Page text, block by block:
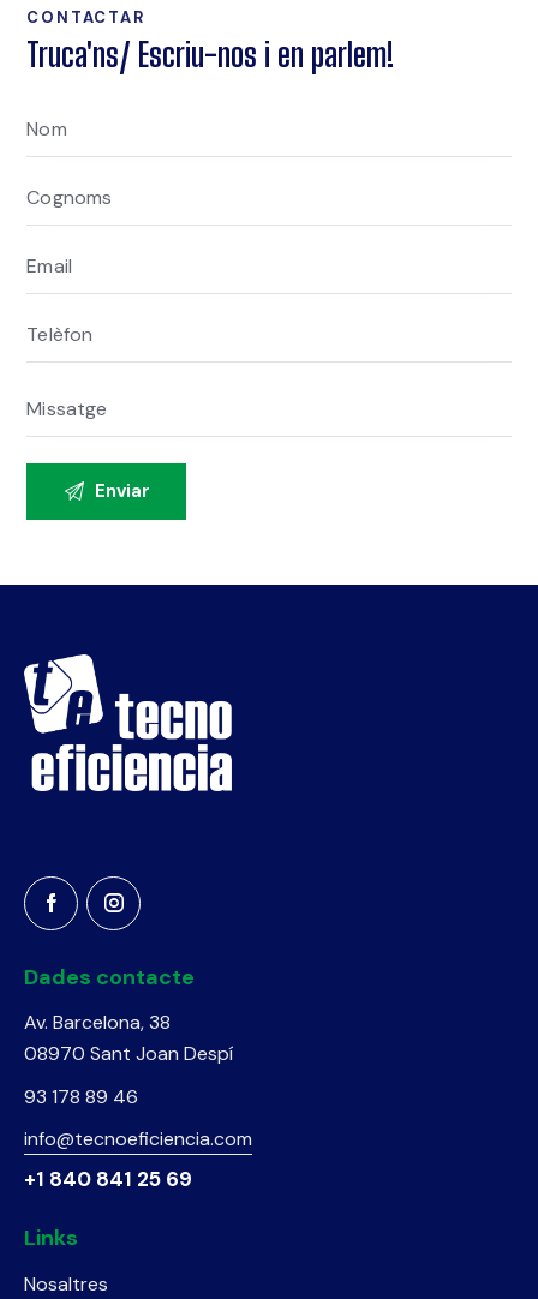
CONTACTAR
Truca'ns/ Escriu-nos i en parlem!
Dades contacte
Av. Barcelona, 38
08970 Sant Joan Despí
93 178 89 46
info@tecnoeficiencia.com
+1 840 841 25 69
Links
Nosaltres